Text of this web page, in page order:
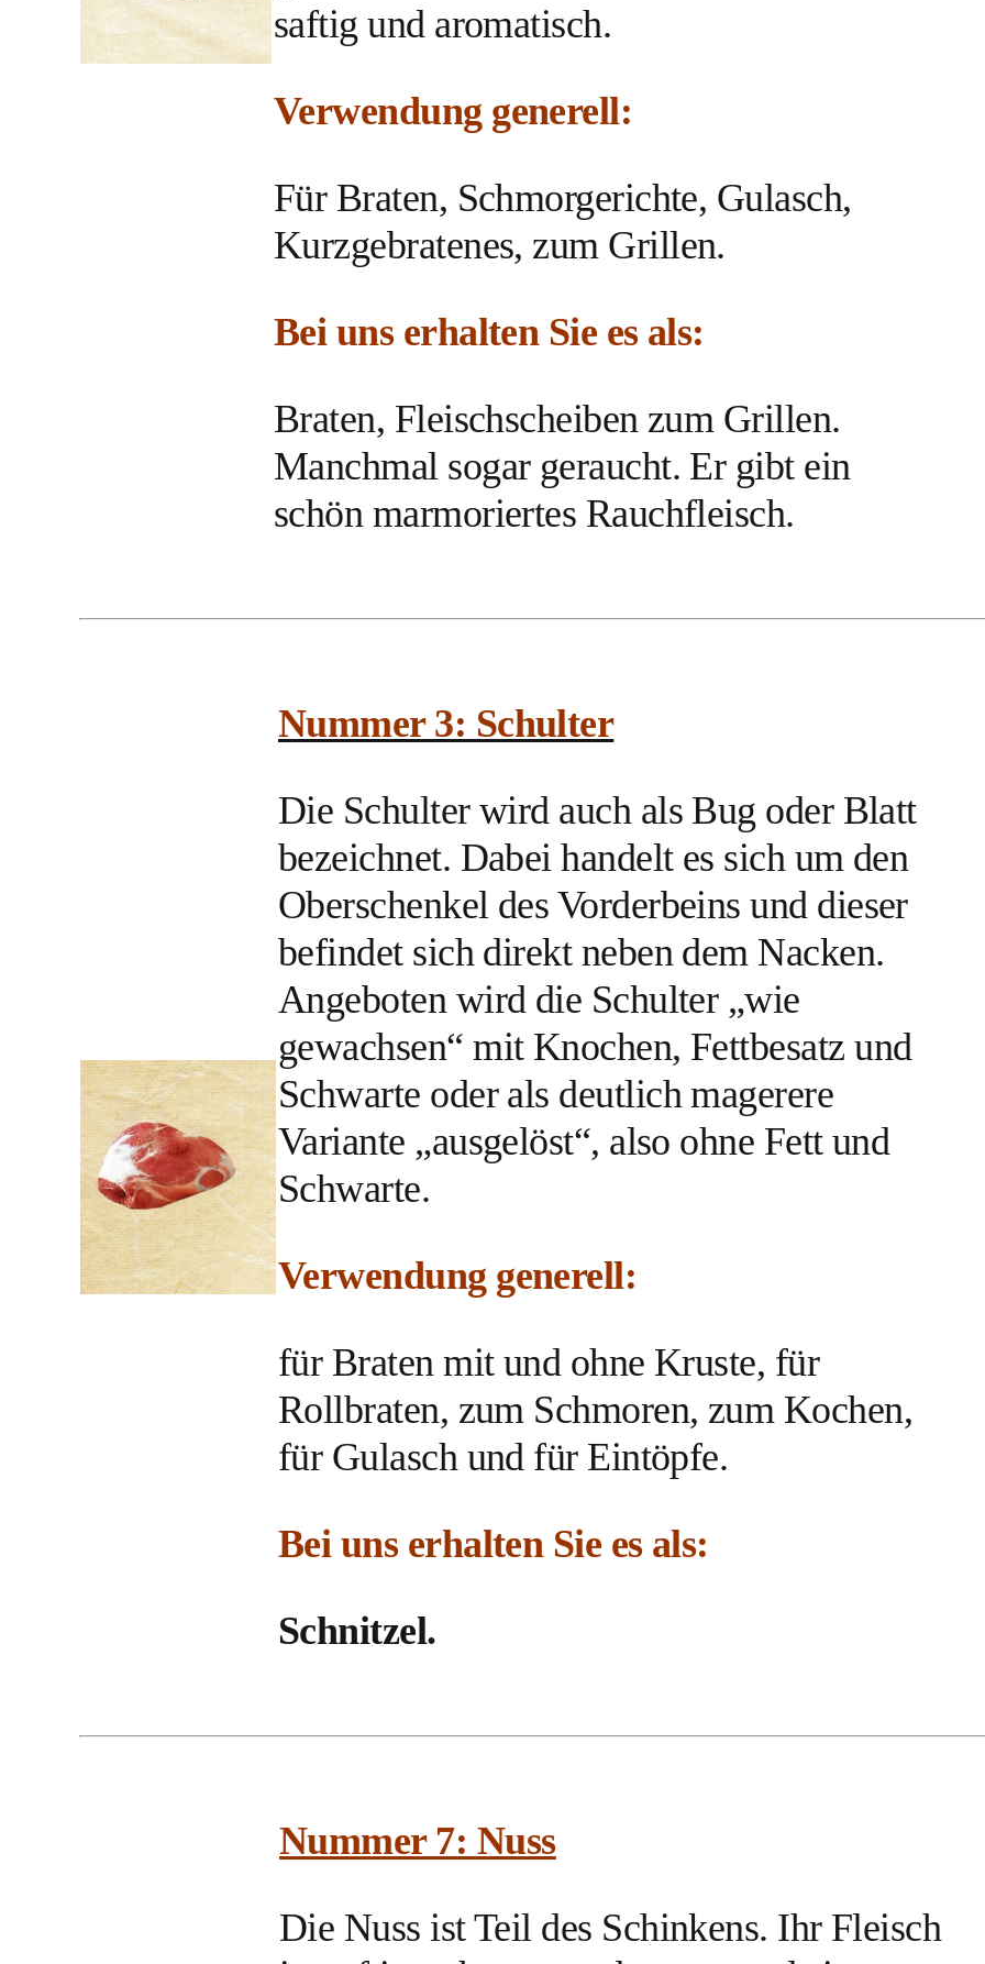
saftig und aromatisch.
Verwendung generell:
Für Braten, Schmorgerichte, Gulasch,
Kurzgebratenes, zum Grillen.
Bei uns erhalten Sie es als:
Braten, Fleischscheiben zum Grillen.
Manchmal sogar geraucht. Er gibt ein
schön marmoriertes Rauchfleisch.
Nummer 3: Schulter
Die Schulter wird auch als Bug oder Blatt
bezeichnet. Dabei handelt es sich um den
Oberschenkel des Vorderbeins und dieser
befindet sich direkt neben dem Nacken.
Angeboten wird die Schulter „wie
gewachsen“ mit Knochen, Fettbesatz und
Schwarte oder als deutlich magerere
Variante „ausgelöst“, also ohne Fett und
Schwarte.
Verwendung generell:
für Braten mit und ohne Kruste, für
Rollbraten, zum Schmoren, zum Kochen,
für Gulasch und für Eintöpfe.
Bei uns erhalten Sie es als:
Schnitzel.
Nummer 7: Nuss
Die Nuss ist Teil des Schinkens. Ihr Fleisch